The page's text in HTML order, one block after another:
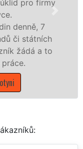
nabízíme pro
státní podniky,
Libereckém kraji